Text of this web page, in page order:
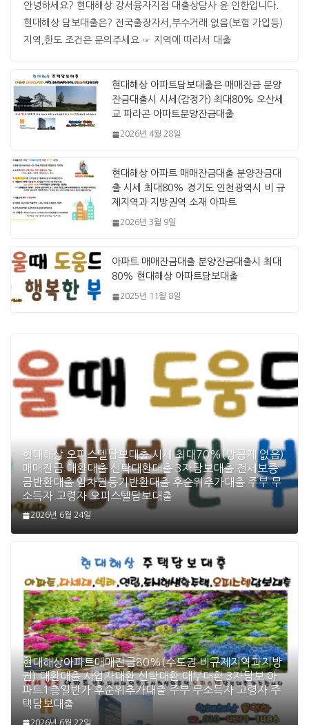
안녕하세요? 현대해상 강서융자지점 대출상담사 윤 인한입니다. ​ ​
현대해상 담보대출은? 전국출장자서,부수거래 없음(보험 가입등)
지역,한도 조건은 문의주세요 ☞ 지역에 따라서 대출
현대해상 아파트담보대출은 매매잔금 분양
잔금대출시 시세(감정가) 최대80% 오산세
교 파라곤 아파트분양잔금대출
2026년 4월 28일
현대해상 아파트 매매잔금대출 분양잔금대
출 시세 최대80% 경기도 인천광역시 비 규
제지역과 지방권역 소재 아파트
2026년 3월 9일
아파트 매매잔금대출 분양잔금대출시 최대
80% 현대해상 아파트담보대출
2025년 11월 8일
현대해상 오피스텔담보대출 시세 최대70%(방공제 없음)
매매잔금 대환대출 신탁대환대출 3자담보대출 전세보증
금반환대출 임차권등기반환대출 후순위추가대출 주부 무
소득자 고령자 오피스텔담보대출
2026년 6월 24일
현대해상아파트매매잔금80%(수도권 비규제지역과지방
권) 대환대출 사업자대환 신탁대환 대부대환 3자담보 아
파트1층일반가 후순위추가대출 주부 무소득자 고령자 주
택담보대출
2026년 6월 22일